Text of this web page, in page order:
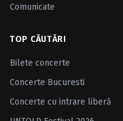
Comunicate
TOP CĂUTĂRI
Bilete concerte
Concerte Bucuresti
Concerte cu intrare liberă